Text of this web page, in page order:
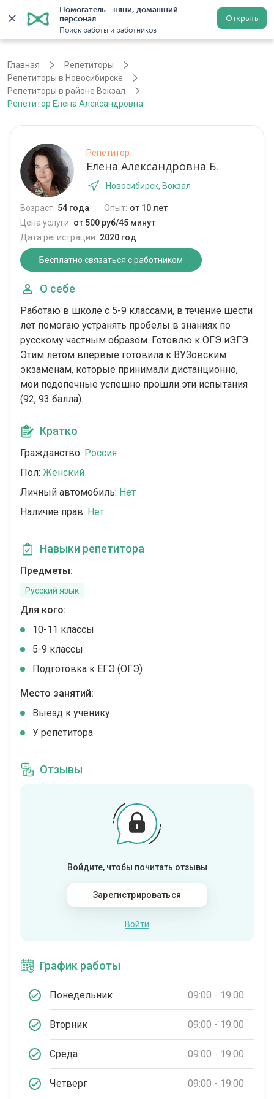
Помогатель - няни, домашний
персонал
Поиск работы и работников
Открыть
Новосибирск Регистрация
Главная
Репетиторы
Репетиторы в Новосибирске
Репетиторы в районе Вокзал
Репетитор Елена Александровна
Репетитор
Елена Александровна Б.
Новосибирск, Вокзал
Возраст: 54 года Опыт: от 10 лет
Цена услуги: от 500 руб/45 минут
Дата регистрации: 2020 год
Бесплатно связаться с работником
О себе
Работаю в школе с 5-9 классами, в течение шести
лет помогаю устранять пробелы в знаниях по
русскому частным образом. Готовлю к ОГЭ иЭГЭ.
Этим летом впервые готовила к ВУЗовским
экзаменам, которые принимали дистанционно,
мои подопечные успешно прошли эти испытания
(92, 93 балла).
Кратко
Гражданство: Россия
Пол: Женский
Личный автомобиль: Нет
Наличие прав: Нет
Навыки репетитора
Предметы:
Русский язык
Для кого:
10-11 классы
5-9 классы
Подготовка к ЕГЭ (ОГЭ)
Место занятий:
Выезд к ученику
У репетитора
Отзывы
Войдите, чтобы почитать отзывы
Зарегистрироваться
Войти
График работы
Понедельник 09:00 - 19:00
Вторник 09:00 - 19:00
Среда 09:00 - 19:00
Четверг 09:00 - 19:00